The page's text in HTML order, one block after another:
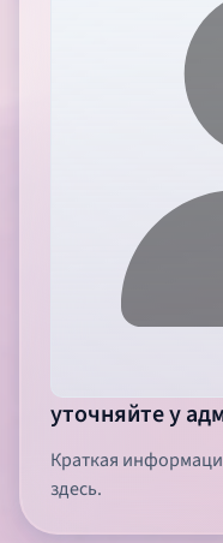
уточняйте у
Краткая
здесь.